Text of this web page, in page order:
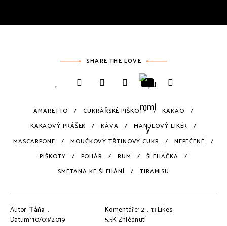
SHARE THE LOVE
AMARETTO CUKRÁŘSKÉ PIŠKOTY
KAKAO
KAKAOVÝ PRÁŠEK
KÁVA
MANDLOVÝ LIKÉR
MASCARPONE
MOUČKOVÝ TŘTINOVÝ CUKR
NEPEČENÉ
PIŠKOTY
POHÁR RUM
ŠLEHAČKA
SMETANA KE ŠLEHÁNÍ
TIRAMISU
Autor:Táňa
Datum: 10/03/2019
Komentáře: 2 13Likes
5.5KZhlédnutí